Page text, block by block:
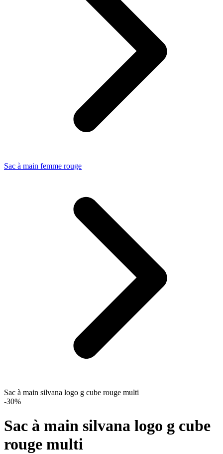
Sac à main femme rouge
Sac à main silvana logo g cube rouge multi
-30%
Sac à main silvana logo g cube
rouge multi